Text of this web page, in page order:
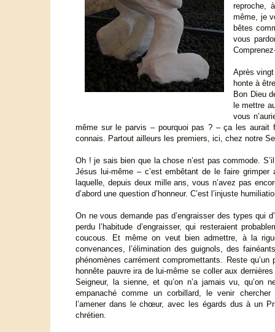
reproche,
même, je
bêtes
vous
Après
honte à
Bon Dieu
le mettre
vous
même sur le parvis – pourquoi pas ? – ça les
connais. Partout ailleurs les premiers, ici, chez notre
Oh ! je sais bien que la chose n’est pas commode.
Jésus lui-même – c’est embêtant de le faire
laquelle, depuis deux mille ans, vous n’avez pas
d’abord une question d’honneur. C’est l’injuste
On ne vous demande pas d’engraisser des types qui
perdu l’habitude d’engraisser, qui resteraient
coucous. Et même on veut bien admettre, à la
convenances, l’élimination des guignols, des
phénomènes carrément compromettants. Reste
honnête pauvre ira de lui-même se coller aux
Seigneur, la sienne, et qu’on n’a jamais vu, qu’on
empanaché comme un corbillard, le venir
l’amener dans le chœur, avec les égards dus à un
chrétien.